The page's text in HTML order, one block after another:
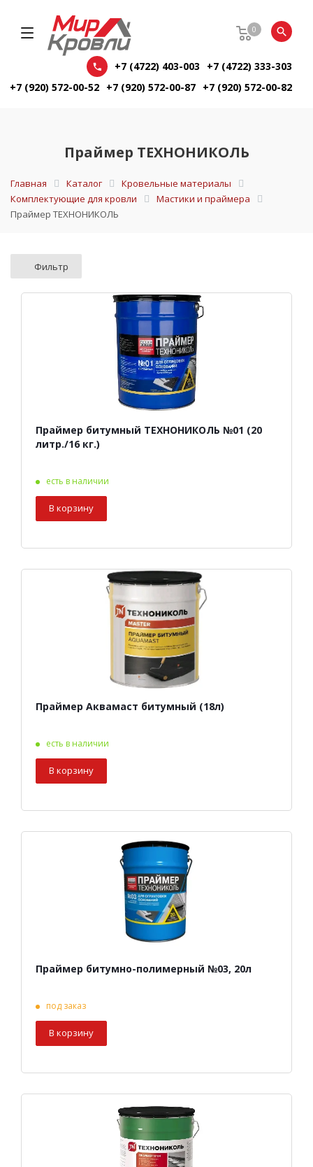
0
+7 (4722) 403-003
+7 (4722) 333-303
+7 (920) 572-00-52 +7 (920) 572-00-87 +7 (920) 572-00-82
Праймер ТЕХНОНИКОЛЬ
Главная Каталог
Кровельные материалы
Комплектующие для кровли
Мастики и праймера
Праймер ТЕХНОНИКОЛЬ
Фильтр
Праймер битумный ТЕХНОНИКОЛЬ №01 (20
литр./16 кг.)
есть в наличии
В корзину
Праймер Аквамаст битумный (18л)
есть в наличии
В корзину
Праймер битумно-полимерный №03, 20л
под заказ
В корзину